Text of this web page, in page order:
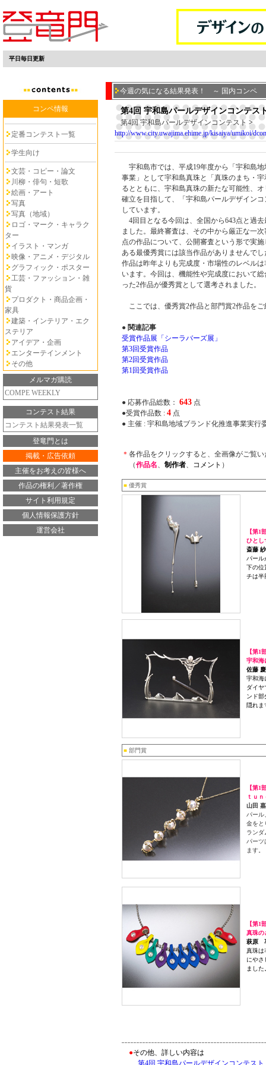
平日毎日更新
今週の気になる結果発表！ ～ 国内コンペ
コンペ情報
定番コンテスト一覧
学生向け
文芸・コピー・論文
川柳・俳句・短歌
絵画・アート
写真
写真（地域）
ロゴ・マーク・キャラク
ター
イラスト・マンガ
映像・アニメ・デジタル
グラフィック・ポスター
工芸・ファッション・雑
貨
プロダクト・商品企画・
家具
建築・インテリア・エク
ステリア
アイデア・企画
エンターテインメント
その他
メルマガ購読
COMPE WEEKLY
コンテスト結果
コンテスト結果発表一覧
登竜門とは
掲載・広告依頼
主催をお考えの皆様へ
作品の権利／著作権
サイト利用規定
個人情報保護方針
運営会社
第4回 宇和島パールデザインコンテス
第4回 宇和島パールデザインコンテスト >
http://www.city.uwajima.ehime.jp/kisaiya/umikoi/
宇和島市では、平成19年度から「宇和島
事業」として宇和島真珠と「真珠のまち・
るとともに、宇和島真珠の新たな可能性、
確立を目指して、「宇和島パールデザイン
しています。
4回目となる今回は、全国から643点と過
ました。最終審査は、その中から厳正な一
点の作品について、公開審査という形で実
ある最優秀賞には該当作品がありませんで
作品は昨年よりも完成度・市場性のレベル
います。今回は、機能性や完成度において
った2作品が優秀賞として選考されました。
ここでは、優秀賞2作品と部門賞2作品をご
● 関連記事
受賞作品展「シーラバーズ展」
第3回受賞作品
第2回受賞作品
第1回受賞作品
● 応募作品総数： 643 点
●受賞作品数 : 4 点
● 主催 : 宇和島地域ブランド化推進事業実行
＊ 各作品をクリックすると、全画像がご覧
（作品名、 制作者、 コメント ）
■ 優秀賞
【第1
ひとし
斎藤
パール
下の位
チは半
【第1
宇和海
佐藤
宇和海
ダイヤ
ンド部
隠れま
■ 部門賞
【第1
ｔｕｎ
山田
パール
金をと
ランダ
パーツ
ます。
【第1
真珠の
萩原
真珠は
にやさ
まし
●その他、詳しい内容は
第4回 宇和島パールデザインコンテスト